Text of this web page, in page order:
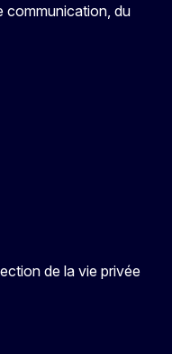
communication, du
de la vie privée